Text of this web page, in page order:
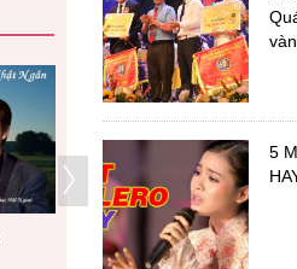
Nhạc sĩ Trầm Tử Thiêng
5